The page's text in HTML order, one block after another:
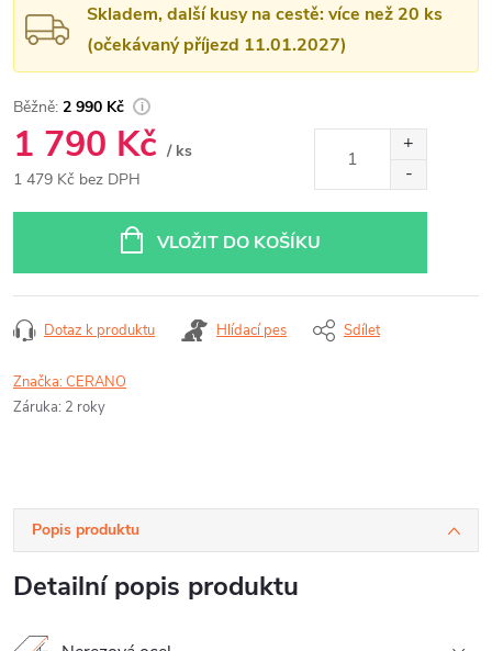
Skladem, další kusy na cestě: více než 20 ks
(očekávaný příjezd 11.01.2027)
2 990 Kč
1 790 Kč / ks
1 479 Kč bez DPH
VLOŽIT DO KOŠÍKU
Dotaz k produktu Hlídací pes Sdílet
Značka:CERANO
Záruka: 2 roky
Popis produktu
Detailní popis produktu